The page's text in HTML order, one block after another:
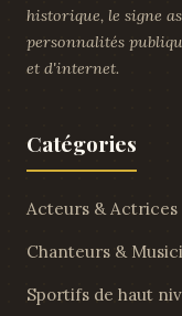
historique, le signe
personnalités
et d'internet.
Catégories
Acteurs & Actrices
Chanteurs &
Sportifs de haut